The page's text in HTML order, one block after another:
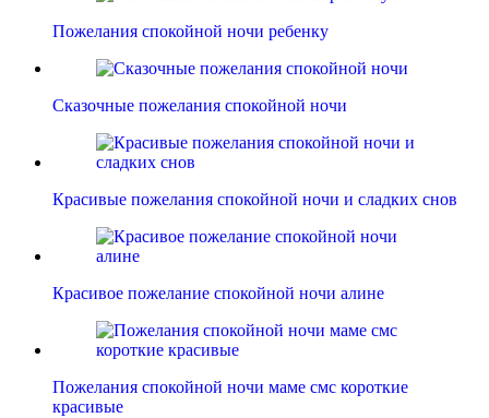
Пожелания спокойной ночи ребенку
Сказочные пожелания спокойной ночи
Красивые пожелания спокойной ночи и сладких снов
Красивое пожелание спокойной ночи алине
Пожелания спокойной ночи маме смс короткие
красивые